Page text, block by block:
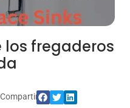
los fregaderos
Compartir: